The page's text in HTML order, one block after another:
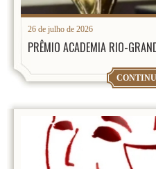
26 de julho de 2026
PRÊMIO ACADEMIA RIO-